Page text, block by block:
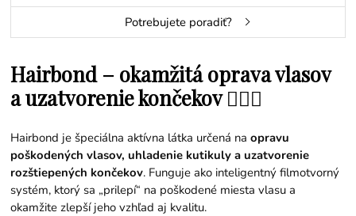
Potrebujete poradiť?
Hairbond – okamžitá oprava vlasov
a uzatvorenie končekov 💇‍♀️✨
Hairbond je špeciálna aktívna látka určená naopravu
poškodených vlasov, uhladenie kutikuly a uzatvorenie
rozštiepených končekov. Funguje ako inteligentný filmotvorný
systém, ktorý sa „prilepí“ na poškodené miesta vlasu a
okamžite zlepší jeho vzhľad aj kvalitu.